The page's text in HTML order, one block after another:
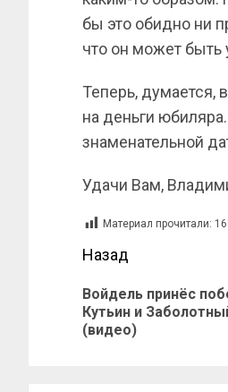
бы это обидно ни
что он может
Теперь, думается,
на деньги
знаменательной
Удачи Вам,
Материал прочитали:
Назад
Войдель принёс
Кутьин и
(видео)